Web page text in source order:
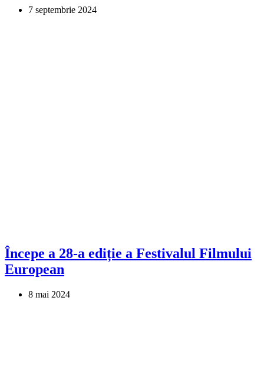
7 septembrie 2024
Începe a 28-a ediție a Festivalul Filmului
European
8 mai 2024